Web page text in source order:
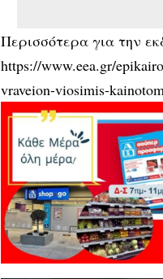
Περισσότερα για την
https://www.eea.gr/
vraveion-viosimis-